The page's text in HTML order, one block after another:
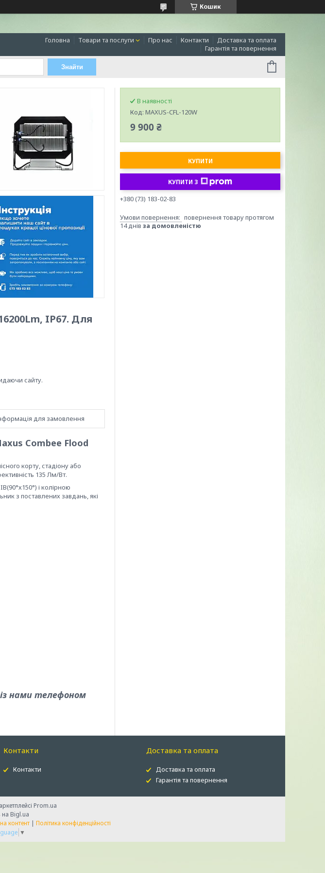
Кошик
Головна Товари та послуги Про нас Контакти
Доставка та оплата
Гарантія та повернення
Знайти
IP67. Для
сайту.
для замовлення
Combee Flood
корту, стадіону або
135 Лм/Вт.
і колірною
з поставлених завдань, які
нами телефоном
В наявності
Код: MAXUS-CFL-120W
9 900 ₴
КУПИТИ
КУПИТИ З
+380 (73) 183-02-83
повернення товару протягом
14 днів за домовленістю
Контакти
Контакти
Доставка та оплата
Доставка та оплата
Гарантія та повернення
Prom.ua
Bigl.ua
контент | Політика конфіденційності
▼